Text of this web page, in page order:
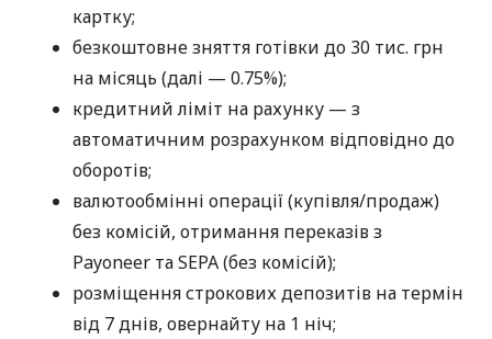
картку;
безкоштовне зняття готівки до 30 тис. грн
на місяць (далі — 0.75%);
кредитний ліміт на рахунку — з
автоматичним розрахунком відповідно до
оборотів;
валютообмінні операції (купівля/продаж)
без комісій, отримання переказів з
Payoneer та SEPA (без комісій);
розміщення строкових депозитів на термін
від 7 днів, овернайту на 1 ніч;